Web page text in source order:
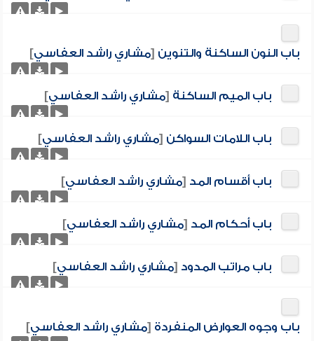
باب النون الساكنة والتنوين [مشاري راشد العفاسي]
باب الميم الساكنة [مشاري راشد العفاسي]
باب اللامات السواكن [مشاري راشد العفاسي]
باب أقسام المد [مشاري راشد العفاسي]
باب أحكام المد [مشاري راشد العفاسي]
باب مراتب المدود [مشاري راشد العفاسي]
باب وجوه العوارض المنفردة [مشاري راشد العفاسي]